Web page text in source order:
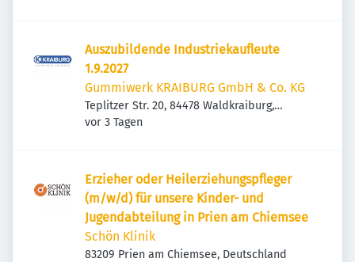
Auszubildende Industriekaufleute
1.9.2027
Gummiwerk KRAIBURG GmbH & Co. KG
Teplitzer Str. 20, 84478 Waldkraiburg,
Deutschland
Veröffentlicht
vor 3 Tagen
Erzieher oder Heilerziehungspfleger
(m/w/d) für unsere Kinder- und
Jugendabteilung in Prien am Chiemsee
Schön Klinik
83209 Prien am Chiemsee, Deutschland